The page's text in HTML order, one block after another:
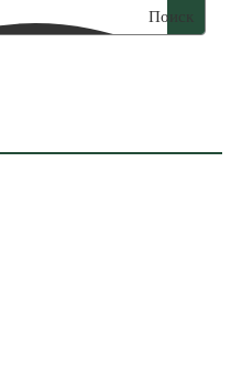
Поиск